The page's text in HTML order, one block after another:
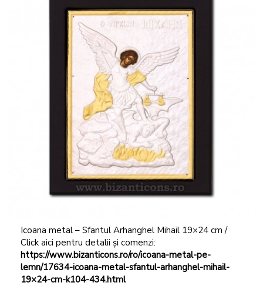
Icoana metal – Sfantul Arhanghel Mihail 19×24 cm /
Click aici pentru detalii și comenzi:
https://www.bizanticons.ro/ro/icoana-metal-pe-
lemn/17634-icoana-metal-sfantul-arhanghel-mihail-
19×24-cm-k104-434.html